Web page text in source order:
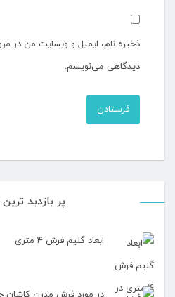
پر بازدید
ابعاد گلیم فرش ۴ متری
ذخیره نام، ایمیل و وبسایت من در
دیدگاهی می‌نویسم.